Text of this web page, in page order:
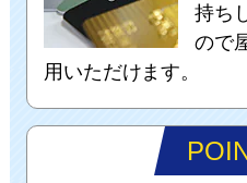
持ち
ので
用いただけます。